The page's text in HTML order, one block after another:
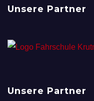
Unsere Partner
Unsere Partner